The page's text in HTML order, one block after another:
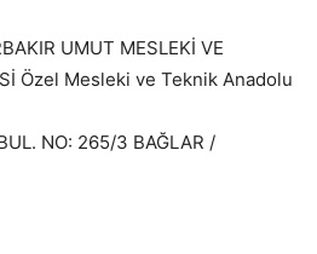
UMUT MESLEKİ VE
Özel Mesleki ve Teknik Anadolu
NO: 265/3 BAĞLAR /